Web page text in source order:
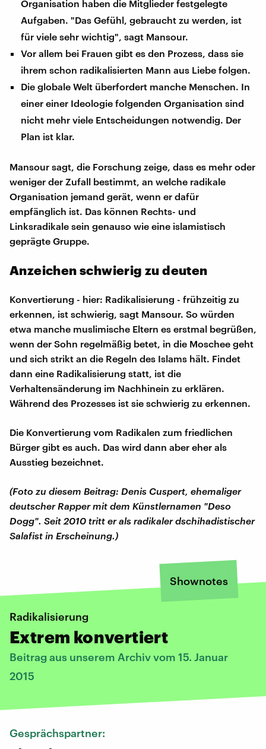
Organisation haben die Mitglieder festgelegte
Aufgaben. "Das Gefühl, gebraucht zu werden, ist
für viele sehr wichtig", sagt Mansour.
Vor allem bei Frauen gibt es den Prozess, dass sie
ihrem schon radikalisierten Mann aus Liebe folgen.
Die globale Welt überfordert manche Menschen. In
einer einer Ideologie folgenden Organisation sind
nicht mehr viele Entscheidungen notwendig. Der
Plan ist klar.
Mansour sagt, die Forschung zeige, dass es mehr oder
weniger der Zufall bestimmt, an welche radikale
Organisation jemand gerät, wenn er dafür
empfänglich ist. Das können Rechts- und
Linksradikale sein genauso wie eine islamistisch
geprägte Gruppe.
Anzeichen schwierig zu deuten
Konvertierung - hier: Radikalisierung - frühzeitig zu
erkennen, ist schwierig, sagt Mansour. So würden
etwa manche muslimische Eltern es erstmal begrüßen,
wenn der Sohn regelmäßig betet, in die Moschee geht
und sich strikt an die Regeln des Islams hält. Findet
dann eine Radikalisierung statt, ist die
Verhaltensänderung im Nachhinein zu erklären.
Während des Prozesses ist sie schwierig zu erkennen.
Die Konvertierung vom Radikalen zum friedlichen
Bürger gibt es auch. Das wird dann aber eher als
Ausstieg bezeichnet.
(Foto zu diesem Beitrag: Denis Cuspert, ehemaliger
deutscher Rapper mit dem Künstlernamen "Deso
Dogg". Seit 2010 tritt er als radikaler dschihadistischer
Salafist in Erscheinung.)
Shownotes
Radikalisierung
Extrem konvertiert
Beitrag aus unserem Archiv vom 15. Januar
2015
Gesprächspartner: